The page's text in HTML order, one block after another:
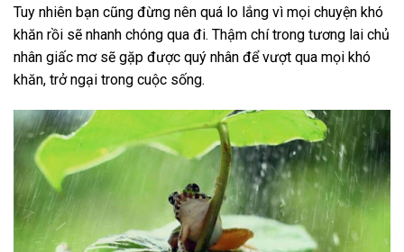
Tuy nhiên bạn cũng đừng nên quá lo lắng vì mọi chuyện khó
khăn rồi sẽ nhanh chóng qua đi. Thậm chí trong tương lai chủ
nhân giấc mơ sẽ gặp được quý nhân để vượt qua mọi khó
khăn, trở ngại trong cuộc sống.